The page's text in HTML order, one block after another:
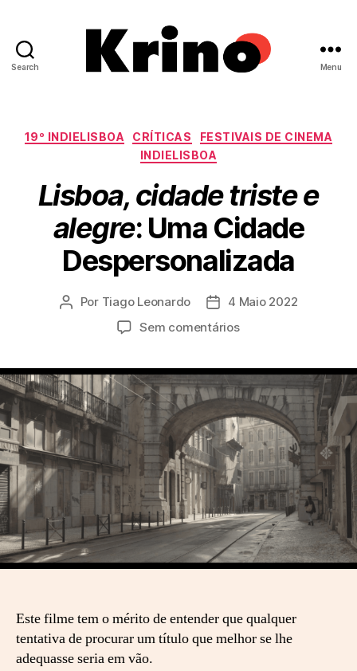
Search Menu
Categorias
19º INDIELISBOA CRÍTICAS
FESTIVAIS DE CINEMA
INDIELISBOA
Lisboa, cidade triste e
alegre: Uma Cidade
Despersonalizada
Autor
Por Tiago Leonardo
Data
do
4 Maio 2022
Sem comentáriosem
s
b
o
a
,
c
i
d
a
d
e
t
s
t
Este filme tem o mérito de entender que qualquer
tentativa de procurar um título que melhor se lhe
adequasse seria em vão.